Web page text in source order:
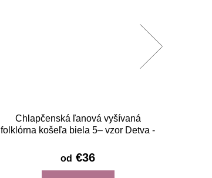
Chlapčenská ľanová vyšívaná
folklórna košeľa biela 5– vzor Detva -
od €36